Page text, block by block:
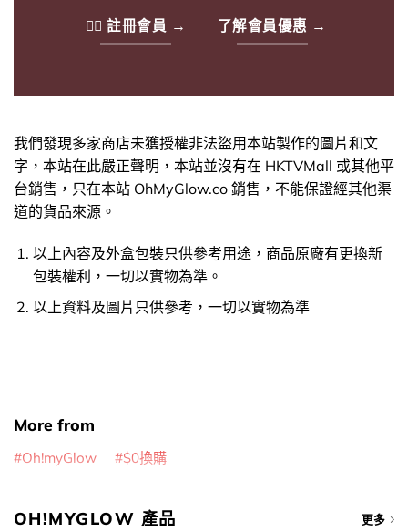
🙋‍♀️ 註冊會員 → 了解會員優惠 →
我們發現多家商店未獲授權非法盜用本站製作的圖片和文
字，本站在此嚴正聲明，本站並沒有在 HKTVMall 或其他平
台銷售，只在本站 OhMyGlow.co 銷售，不能保證經其他渠
道的貨品來源。
以上內容及外盒包裝只供參考用途，商品原廠有更換新
包裝權利，一切以實物為準。
以上資料及圖片只供參考，一切以實物為準
More from
Oh!myGlow $0換購
OH!MYGLOW 產品 更多